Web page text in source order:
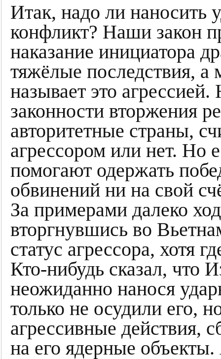
Итак, надо ли наносить
конфликт? Наши закон
наказание инициатора
тяжёлые последствия, а
называет это
законности вторжения
авторитетные страны,
агрессором или нет. Но
помогают одержать
обвинений ни на свой
За примерами далеко
вторгнувшись во
статус агрессора, хотя
Кто-нибудь сказал, что
неожиданно нанося
только не осудили его,
агрессивные действия,
на его ядерные